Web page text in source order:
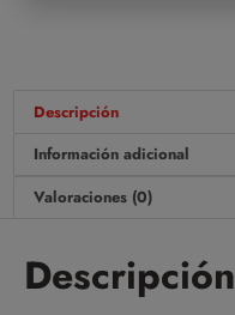
Descripción
Información adicional
Valoraciones (0)
Descripción